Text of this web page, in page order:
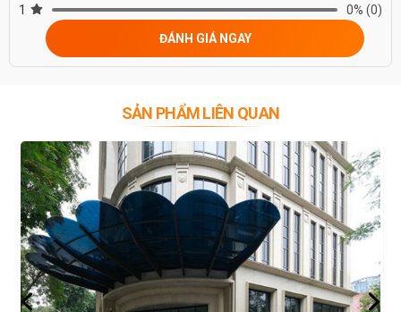
1
0% (0)
ĐÁNH GIÁ NGAY
SẢN PHẨM LIÊN QUAN